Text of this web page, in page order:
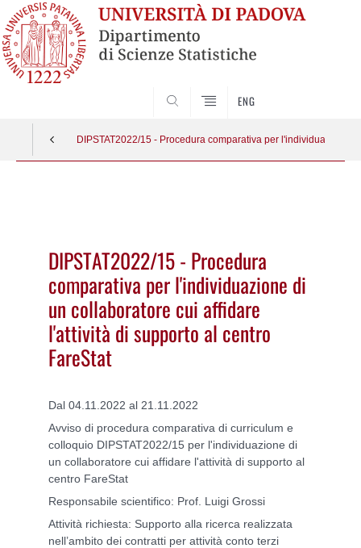
ENG
DIPSTAT2022/15 - Procedura comparativa per l'individuazione
DIPSTAT2022/15 - Procedura
comparativa per l'individuazione di
un collaboratore cui affidare
l'attività di supporto al centro
FareStat
Dal 04.11.2022 al 21.11.2022
Avviso di procedura comparativa di curriculum e
colloquio DIPSTAT2022/15 per l'individuazione di
un collaboratore cui affidare l'attività di supporto al
centro FareStat
Responsabile scientifico: Prof. Luigi Grossi
Attività richiesta: Supporto alla ricerca realizzata
nell’ambito dei contratti per attività conto terzi